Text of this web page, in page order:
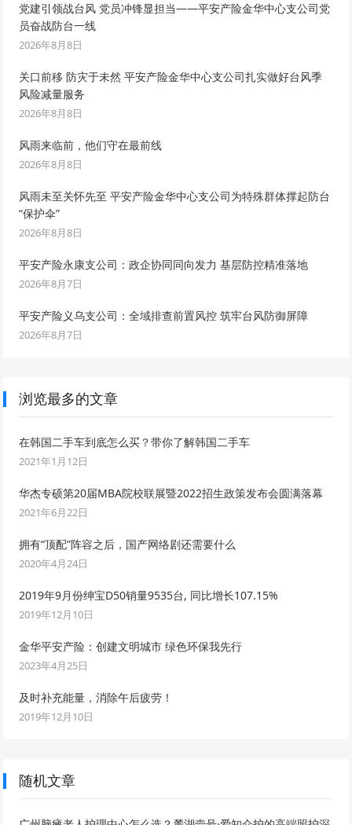
党建引领战台风 党员冲锋显担当——平安产险金华中心支公司党
员奋战防台一线
2026年8月8日
关口前移 防灾于未然 平安产险金华中心支公司扎实做好台风季
风险减量服务
2026年8月8日
风雨来临前，他们守在最前线
2026年8月8日
风雨未至关怀先至 平安产险金华中心支公司为特殊群体撑起防台
“保护伞”
2026年8月8日
平安产险永康支公司：政企协同同向发力 基层防控精准落地
2026年8月7日
平安产险义乌支公司：全域排查前置风控 筑牢台风防御屏障
2026年8月7日
浏览最多的文章
在韩国二手车到底怎么买？带你了解韩国二手车
2021年1月12日
华杰专硕第20届MBA院校联展暨2022招生政策发布会圆满落幕
2021年6月22日
拥有“顶配”阵容之后，国产网络剧还需要什么
2020年4月24日
2019年9月份绅宝D50销量9535台, 同比增长107.15%
2019年12月10日
金华平安产险：创建文明城市 绿色环保我先行
2023年4月25日
及时补充能量，消除午后疲劳！
2019年12月10日
随机文章